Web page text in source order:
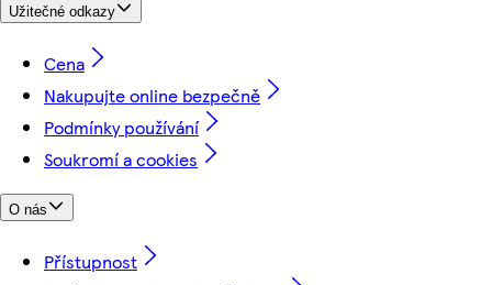
Užitečné odkazy
Cena
Nakupujte online bezpečně
Podmínky používání
Soukromí a cookies
O nás
Přístupnost